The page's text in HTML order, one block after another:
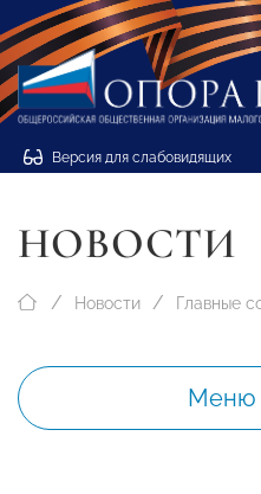
Версия для слабовидящих
НОВОСТИ
Новости Главные
Меню